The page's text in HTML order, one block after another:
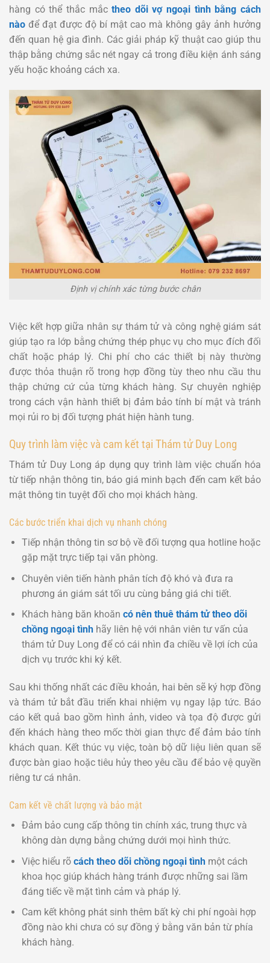
hàng có thể thắc mắctheo dõi vợ ngoại tình bằng cách
nào để đạt được độ bí mật cao mà không gây ảnh hưởng
đến quan hệ gia đình. Các giải pháp kỹ thuật cao giúp thu
thập bằng chứng sắc nét ngay cả trong điều kiện ánh sáng
yếu hoặc khoảng cách xa.
Định vị chính xác từng bước chân
Việc kết hợp giữa nhân sự thám tử và công nghệ giám sát
giúp tạo ra lớp bằng chứng thép phục vụ cho mục đích đối
chất hoặc pháp lý. Chi phí cho các thiết bị này thường
được thỏa thuận rõ trong hợp đồng tùy theo nhu cầu thu
thập chứng cứ của từng khách hàng. Sự chuyên nghiệp
trong cách vận hành thiết bị đảm bảo tính bí mật và tránh
mọi rủi ro bị đối tượng phát hiện hành tung.
Quy trình làm việc và cam kết tại Thám tử Duy Long
Thám tử Duy Long áp dụng quy trình làm việc chuẩn hóa
từ tiếp nhận thông tin, báo giá minh bạch đến cam kết bảo
mật thông tin tuyệt đối cho mọi khách hàng.
Các bước triển khai dịch vụ nhanh chóng
Tiếp nhận thông tin sơ bộ về đối tượng qua hotline hoặc
gặp mặt trực tiếp tại văn phòng.
Chuyên viên tiến hành phân tích độ khó và đưa ra
phương án giám sát tối ưu cùng bảng giá chi tiết.
Khách hàng băn khoăn có nên thuê thám tử theo dõi
chồng ngoại tìnhhãy liên hệ với nhân viên tư vấn của
thám tử Duy Long để có cái nhìn đa chiều về lợi ích của
dịch vụ trước khi ký kết.
Sau khi thống nhất các điều khoản, hai bên sẽ ký hợp đồng
và thám tử bắt đầu triển khai nhiệm vụ ngay lập tức. Báo
cáo kết quả bao gồm hình ảnh, video và tọa độ được gửi
đến khách hàng theo mốc thời gian thực để đảm bảo tính
khách quan. Kết thúc vụ việc, toàn bộ dữ liệu liên quan sẽ
được bàn giao hoặc tiêu hủy theo yêu cầu để bảo vệ quyền
riêng tư cá nhân.
Cam kết về chất lượng và bảo mật
Đảm bảo cung cấp thông tin chính xác, trung thực và
không dàn dựng bằng chứng dưới mọi hình thức.
Việc hiểu rõ cách theo dõi chồng ngoại tìnhmột cách
khoa học giúp khách hàng tránh được những sai lầm
đáng tiếc về mặt tình cảm và pháp lý.
Cam kết không phát sinh thêm bất kỳ chi phí ngoài hợp
đồng nào khi chưa có sự đồng ý bằng văn bản từ phía
khách hàng.